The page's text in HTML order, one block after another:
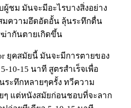
ผู้ชม มันจะมีอะไรบางสิ่งอย่าง
มความอึดอัดอั้น ลุ้นระทึกตื่น
ฆ่ากันตายเกิดขึ้น
ยุคสมัยนี้ มันจะมีการตายของ
10-15 นาที สูตรสำเร็จเพื่อ
ระทึกหลายๆครั้ง ทวีความ
ๆ แต่หนังสมัยก่อนชอบที่จะลาก